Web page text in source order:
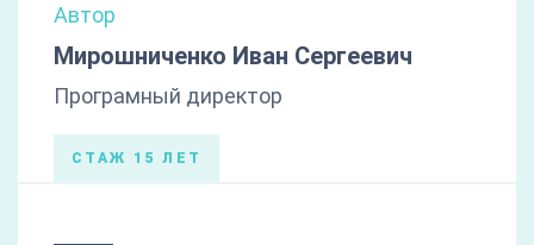
Автор
Мирошниченко Иван Сергеевич
Програмный директор
СТАЖ 15 ЛЕТ